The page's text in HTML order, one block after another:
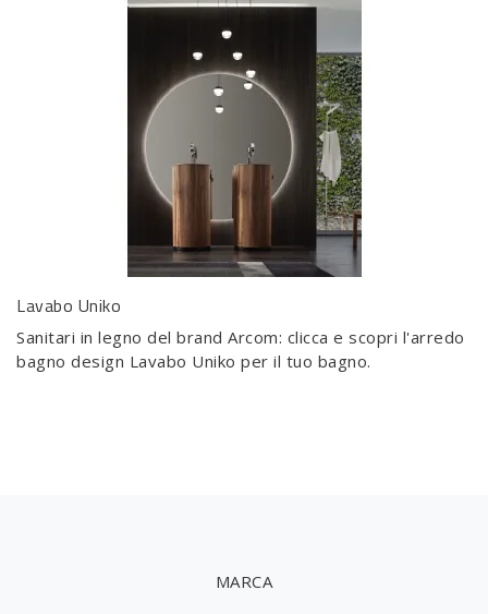
Lavabo Uniko
Sanitari in legno del brand Arcom: clicca e scopri l'arredo
bagno design Lavabo Uniko per il tuo bagno.
MARCA